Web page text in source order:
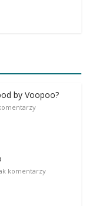
by Voopoo?
komentarzy